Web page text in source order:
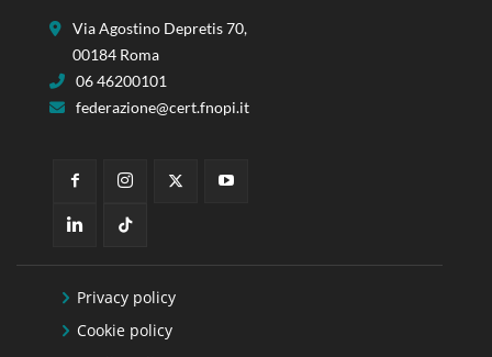
Via Agostino Depretis 70,
00184 Roma
06 46200101
federazione@cert.fnopi.it
Privacy policy
Cookie policy